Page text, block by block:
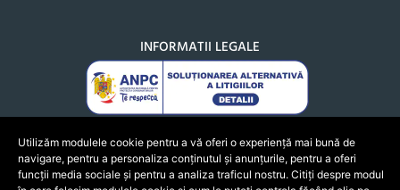
INFORMATII LEGALE
Utilizăm modulele cookie pentru a vă oferi o experiență mai bună de
navigare, pentru a personaliza conținutul și anunțurile, pentru a oferi
funcții media sociale și pentru a analiza traficul nostru. Citiți despre modul